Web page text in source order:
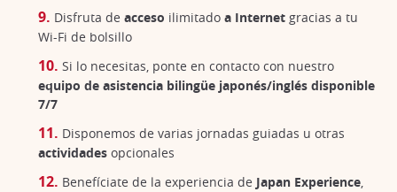
Disfruta de acceso ilimitado a Internet gracias a tu
Wi-Fi de bolsillo
Si lo necesitas, ponte en contacto con nuestro
equipo de asistencia bilingüe japonés/inglés disponible
7/7
Disponemos de varias jornadas guiadas u otras
actividades opcionales
Benefíciate de la experiencia de Japan Experience,